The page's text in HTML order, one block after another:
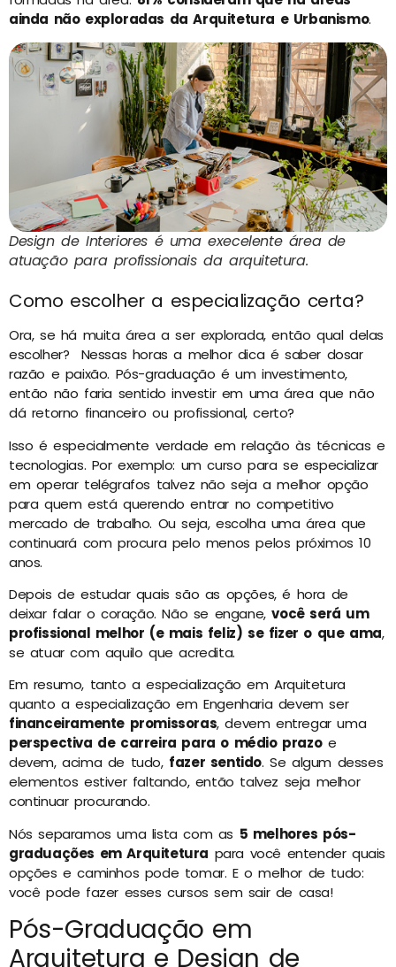
ainda não exploradas da Arquitetura e Urbanismo.
Design de Interiores é uma execelente área de
atuação para profissionais da arquitetura.
Como escolher a especialização certa?
Ora, se há muita área a ser explorada, então qual delas
escolher? Nessas horas a melhor dica é saber dosar
razão e paixão. Pós-graduação é um investimento,
então não faria sentido investir em uma área que não
dá retorno financeiro ou profissional, certo?
Isso é especialmente verdade em relação às técnicas e
tecnologias. Por exemplo: um curso para se especializar
em operar telégrafos talvez não seja a melhor opção
para quem está querendo entrar no competitivo
mercado de trabalho. Ou seja, escolha uma área que
continuará com procura pelo menos pelos próximos 10
anos.
Depois de estudar quais são as opções, é hora de
deixar falar o coração. Não se engane,você será um
profissional melhor (e mais feliz) se fizer o que ama,
se atuar com aquilo que acredita.
Em resumo, tanto a especialização em Arquitetura
quanto a especialização em Engenharia devem ser
financeiramente promissoras, devem entregar uma
perspectiva de carreira para o médio prazoe
devem, acima de tudo, fazer sentido. Se algum desses
elementos estiver faltando, então talvez seja melhor
continuar procurando.
Nós separamos uma lista com as 5 melhores pós-
graduações em Arquitetura para você entender quais
opções e caminhos pode tomar. E o melhor de tudo:
você pode fazer esses cursos sem sair de casa!
Pós-Graduação em
Arquitetura e Design de